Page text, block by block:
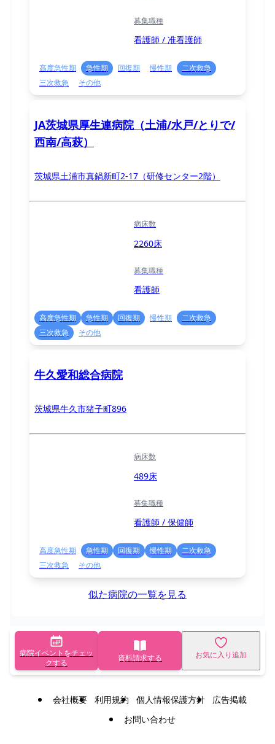
募集職種
看護師 / 准看護師
高度急性期 急性期 回復期 慢性期
二次救急
三次救急
その他
JA茨城県厚生連病院（土浦/水戸/とりで/
西南/高萩）
茨城県土浦市真鍋新町2-17（研修センター2階）
病床数
2260床
募集職種
看護師
高度急性期 急性期 回復期 慢性期
二次救急
三次救急
その他
牛久愛和総合病院
茨城県牛久市猪子町896
病床数
489床
募集職種
看護師 / 保健師
高度急性期 急性期 回復期 慢性期
二次救急
三次救急
その他
似た病院の一覧を見る
病院イベントをチェッ
クする
資料請求する お気に入り追加
会社概要 利用規約 個人情報保護方針
広告掲載
お問い合わせ